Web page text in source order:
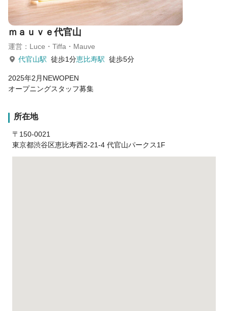
ｍａｕｖｅ代官山
運営：Luce・Tiffa・Mauve
代官山駅 徒歩1分恵比寿駅 徒歩5分
2025年2月NEWOPEN
オープニングスタッフ募集
所在地
〒150-0021
東京都渋谷区恵比寿西2-21-4 代官山パークス1F